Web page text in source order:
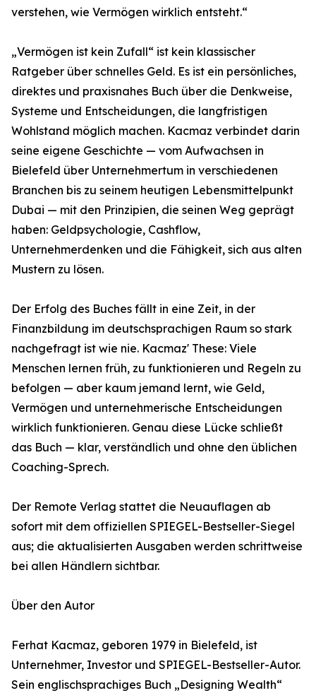
verstehen, wie Vermögen wirklich entsteht.“
„Vermögen ist kein Zufall“ ist kein klassischer
Ratgeber über schnelles Geld. Es ist ein persönliches,
direktes und praxisnahes Buch über die Denkweise,
Systeme und Entscheidungen, die langfristigen
Wohlstand möglich machen. Kacmaz verbindet darin
seine eigene Geschichte — vom Aufwachsen in
Bielefeld über Unternehmertum in verschiedenen
Branchen bis zu seinem heutigen Lebensmittelpunkt
Dubai — mit den Prinzipien, die seinen Weg geprägt
haben: Geldpsychologie, Cashflow,
Unternehmerdenken und die Fähigkeit, sich aus alten
Mustern zu lösen.
Der Erfolg des Buches fällt in eine Zeit, in der
Finanzbildung im deutschsprachigen Raum so stark
nachgefragt ist wie nie. Kacmaz' These: Viele
Menschen lernen früh, zu funktionieren und Regeln zu
befolgen — aber kaum jemand lernt, wie Geld,
Vermögen und unternehmerische Entscheidungen
wirklich funktionieren. Genau diese Lücke schließt
das Buch — klar, verständlich und ohne den üblichen
Coaching-Sprech.
Der Remote Verlag stattet die Neuauflagen ab
sofort mit dem offiziellen SPIEGEL-Bestseller-Siegel
aus; die aktualisierten Ausgaben werden schrittweise
bei allen Händlern sichtbar.
Über den Autor
Ferhat Kacmaz, geboren 1979 in Bielefeld, ist
Unternehmer, Investor und SPIEGEL-Bestseller-Autor.
Sein englischsprachiges Buch „Designing Wealth“